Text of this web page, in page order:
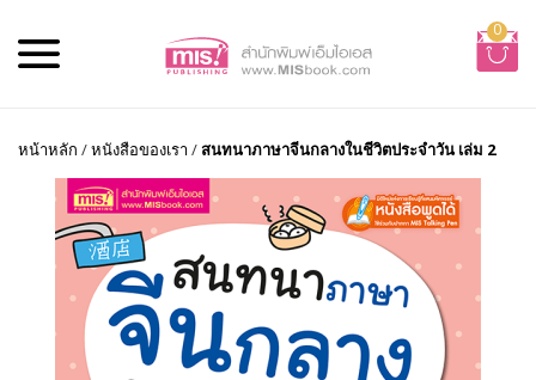
0
หน้าหลัก /หนังสือของเรา /สนทนาภาษาจีนกลางในชีวิตประจำวัน เล่ม 2